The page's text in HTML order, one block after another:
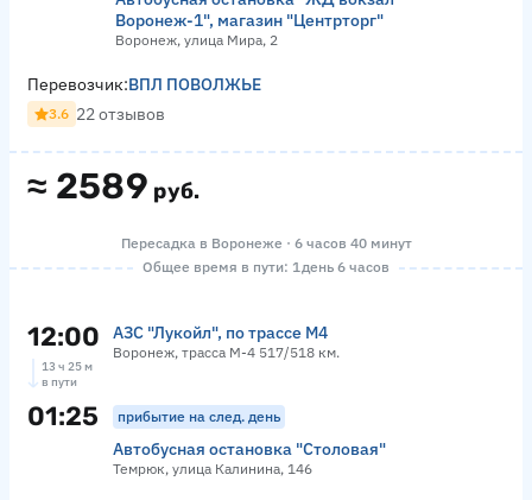
Воронеж-1", магазин "Центрторг"
Воронеж, улица Мира, 2
≈ 2589 руб.
Перевозчик:ВПЛ ПОВОЛЖЬЕ
3.6 22 отзывов
Пересадка в Воронеже · 6 часов 40 минут
Общее время в пути: 1 день 6 часов
12:00 АЗС "Лукойл", по трассе М4
Воронеж, трасса М-4 517/518 км.
13 ч 25 м
в пути
01:25 прибытие на след. день
Автобусная остановка "Столовая"
Темрюк, улица Калинина, 146